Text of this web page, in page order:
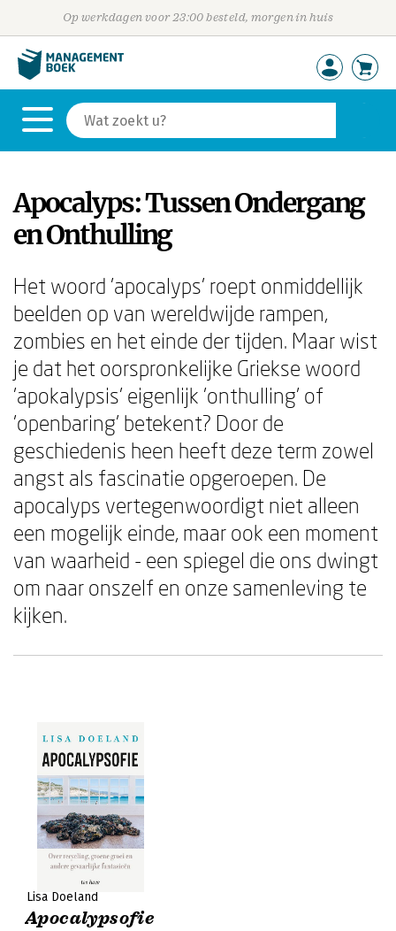
Op werkdagen voor 23:00 besteld, morgen in huis
Apocalyps: Tussen Ondergang
en Onthulling
Het woord 'apocalyps' roept onmiddellijk
beelden op van wereldwijde rampen,
zombies en het einde der tijden. Maar wist
je dat het oorspronkelijke Griekse woord
'apokalypsis' eigenlijk 'onthulling' of
'openbaring' betekent? Door de
geschiedenis heen heeft deze term zowel
angst als fascinatie opgeroepen. De
apocalyps vertegenwoordigt niet alleen
een mogelijk einde, maar ook een moment
van waarheid - een spiegel die ons dwingt
om naar onszelf en onze samenleving te
kijken.
Lisa Doeland
Apocalypsofie